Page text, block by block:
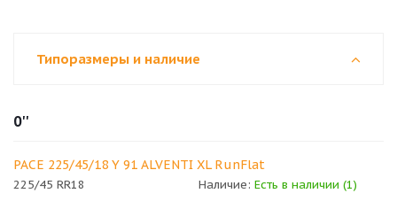
Типоразмеры и наличие
0''
PACE 225/45/18 Y 91 ALVENTI XL RunFlat
225/45 RR18 Наличие: Есть в наличии (1)